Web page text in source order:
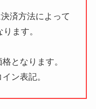
済方法によって
ます。
となります。
ン表記。